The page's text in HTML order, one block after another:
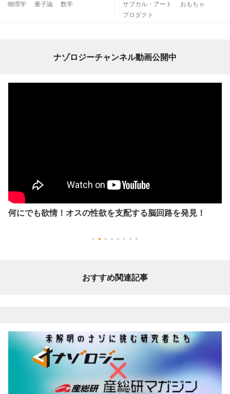
物理学 量子論 数学 サブカル・アート
おもちゃ
プロダクト
ナゾロジーチャンネル動画公開中
何にでも欲情！オスの性欲を支配する脳回路を発見！
おすすめ関連記事